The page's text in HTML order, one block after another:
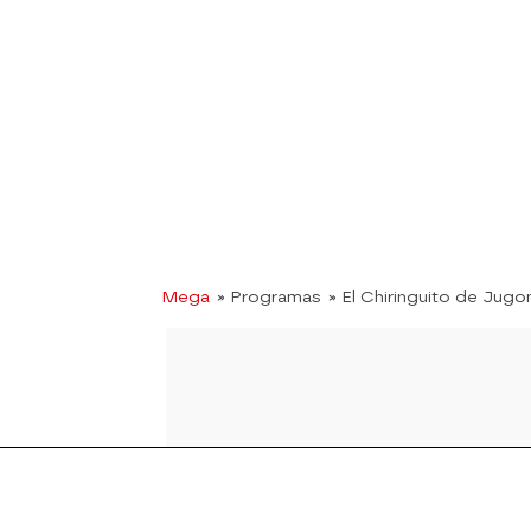
Mega » Programas » El Chiringuito de